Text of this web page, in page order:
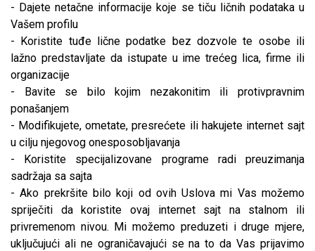
- Dajete netačne informacije koje se tiču ličnih podataka u
Vašem profilu
- Koristite tuđe lične podatke bez dozvole te osobe ili
lažno predstavljate da istupate u ime trećeg lica, firme ili
organizacije
- Bavite se bilo kojim nezakonitim ili protivpravnim
ponašanjem
- Modifikujete, ometate, presrećete ili hakujete internet sajt
u cilju njegovog onesposobljavanja
- Koristite specijalizovane programe radi preuzimanja
sadržaja sa sajta
- Ako prekršite bilo koji od ovih Uslova mi Vas možemo
spriječiti da koristite ovaj internet sajt na stalnom ili
privremenom nivou. Mi možemo preduzeti i druge mjere,
uključujući ali ne ograničavajući se na to da Vas prijavimo